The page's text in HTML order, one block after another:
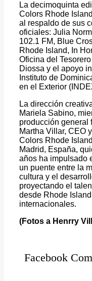
La decimoquinta
Colors Rhode
al respaldo de sus
oficiales: Julia
102.1 FM, Blue
Rhode Island, In
Oficina del
Diossa y el apoyo
Instituto de
en el Exterior
La dirección
Mariela Sabino,
producción general
Martha Villar, CEO
Colors Rhode
Madrid, España,
años ha impulsado
un puente entre la
cultura y el
proyectando el
desde Rhode
internacionales.
(Fotos a Henrry
Facebook